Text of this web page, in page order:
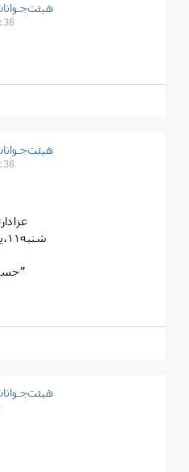
شنبه۱۱،یکشنبه۱۲ودوشنبه۱۳مــرداد
حسینیه‌جوانان‌سیـدالـشـهـداء”ع”